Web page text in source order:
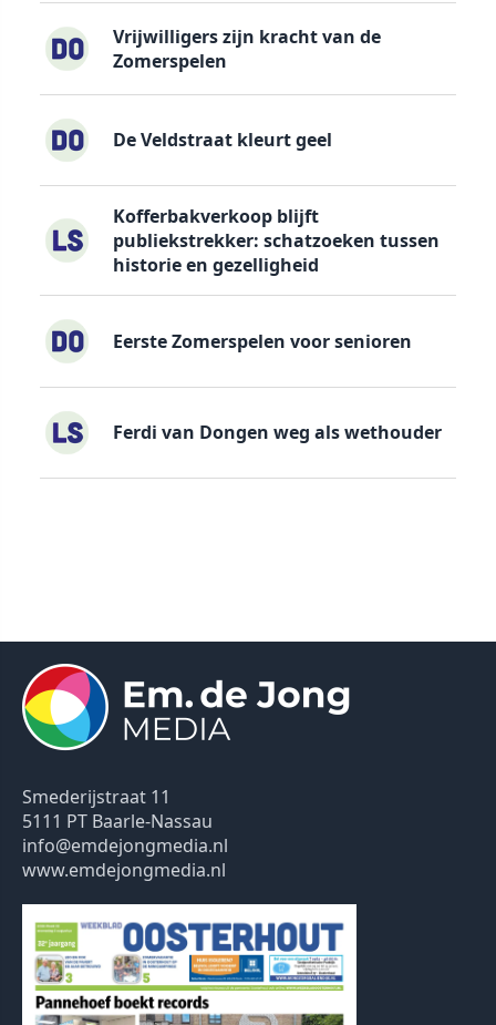
Vrijwilligers zijn kracht van de
Zomerspelen
De Veldstraat kleurt geel
Kofferbakverkoop blijft
publiekstrekker: schatzoeken tussen
historie en gezelligheid
Eerste Zomerspelen voor senioren
Ferdi van Dongen weg als wethouder
Smederijstraat 11
5111 PT Baarle-Nassau
info@emdejongmedia.nl
www.emdejongmedia.nl